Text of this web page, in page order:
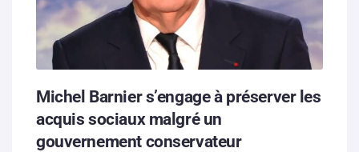
Michel Barnier s’engage à préserver les
acquis sociaux malgré un
gouvernement conservateur